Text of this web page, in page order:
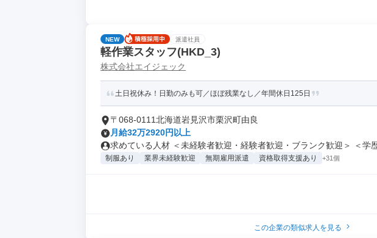
NEW 派遣社員
軽作業スタッフ(HKD_3)
株式会社エイジェック
土日祝休み！日勤のみも可／ほぼ残業なし／年間休日125日
〒068-0111北海道岩見沢市栗沢町由良
月給32万2920円以上
求めている人材 ＜未経験者歓迎・経験者歓迎・ブランク歓迎＞ ＜学
制服あり 業界未経験歓迎 無期雇用派遣 資格取得支援あり +31個
この企業の類似求人を見る